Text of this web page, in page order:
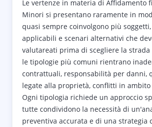
Le vertenze in materia di Affidamento
Minori si presentano raramente in
quasi sempre coinvolgono più
applicabili e scenari alternativi che
valutareati prima di scegliere la strada
le tipologie più comuni rientrano
contrattuali, responsabilità per danni,
legate alla proprietà, conflitti in ambito
Ogni tipologia richiede un approccio
tutte condividono la necessità di
preventiva accurata e di una strategia